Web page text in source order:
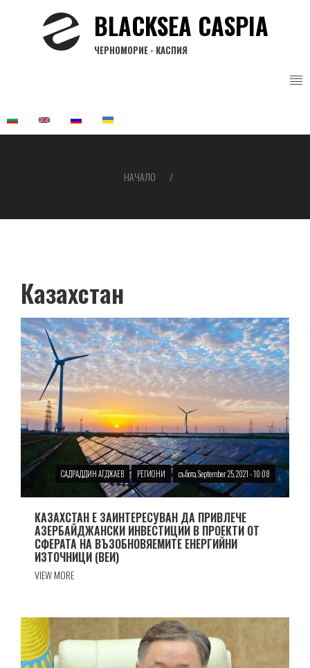
BLACKSEA CASPIA
ЧЕРНОМОРИЕ - КАСПИЯ
НАЧАЛО
Казахстан
САДРАДДИН АГДЖАЕВ РЕГИОНИ събота, September 25, 2021 - 10:08
КАЗАХСТАН Е ЗАИНТЕРЕСУВАН ДА ПРИВЛЕЧЕ
АЗЕРБАЙДЖАНСКИ ИНВЕСТИЦИИ В ПРОЕКТИ ОТ
СФЕРАТА НА ВЪЗОБНОВЯЕМИТЕ ЕНЕРГИЙНИ
ИЗТОЧНИЦИ (ВЕИ)
VIEW MORE